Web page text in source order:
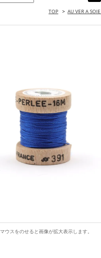
TOP > AU VER A
ウスをのせると画像が拡大表示します。